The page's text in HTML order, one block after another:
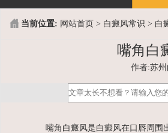
当前位置: 网站首页 > 白癜风常识 > 白
嘴角白
作者:苏州
嘴角白癜风是白癜风在口唇周围出